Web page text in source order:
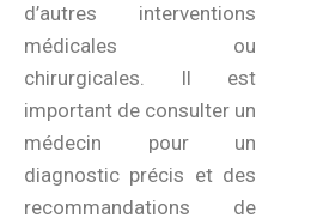
d’autres interventions
médicales ou
chirurgicales. Il est
important de consulter un
médecin pour un
diagnostic précis et des
recommandations de